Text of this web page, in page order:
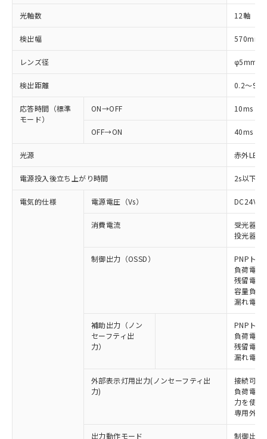
光軸数 12軸
検出幅 570mm
レンズ径 φ5mm
検出距離 0.2～9m
応答時間（標準
モード）
ON→OFF 10ms
OFF→ON 40ms
光源 赤外LED
電源投入後立ち上がり時間 2s以下(
電気的仕様 電源電圧（Vs）
消費電流
受光器:
投光器:
制御出力（OSSD）
PNPトラ
負荷電流
残留電圧
容量負荷
漏れ電流
補助出力（ノン
セーフティ出
力）
PNPトラ
負荷電流
残留電圧
漏れ電流
外部表示灯用出力(ノンセーフティ出
力)
接続可能
負荷電流
力を使用
専用外部
出力動作モード
制御出力